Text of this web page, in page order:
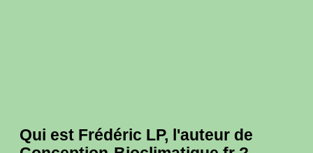
Qui est Frédéric LP, l'auteur de